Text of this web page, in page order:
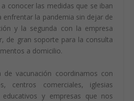
conocer las medidas que se iban
enfrentar la pandemia sin dejar de
y la segunda con la empresa
de gran soporte para la consulta
a domicilio.
de vacunación coordinamos con
centros comerciales, iglesias
educativos y empresas que nos